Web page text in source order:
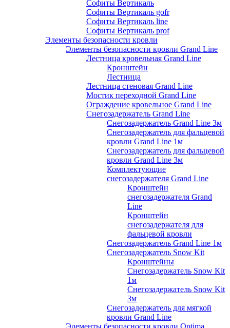
Софиты Вертикаль
Софиты Вертикаль gofr
Софиты Вертикаль line
Софиты Вертикаль prof
Элементы безопасности кровли
Элементы безопасности кровли Grand Line
Лестница кровельная Grand Line
Кронштейн
Лестница
Лестница стеновая Grand Line
Мостик переходной Grand Line
Ограждение кровельное Grand Line
Снегозадержатель Grand Line
Снегозадержатель Grand Line 3м
Снегозадержатель для фальцевой
кровли Grand Line 1м
Снегозадержатель для фальцевой
кровли Grand Line 3м
Комплектующие
снегозадержателя Grand Line
Кронштейн
снегозадержателя Grand
Line
Кронштейн
снегозадержателя для
фальцевой кровли
Снегозадержатель Grand Line 1м
Снегозадержатель Snow Kit
Кронштейны
Снегозадержатель Snow Kit
1м
Снегозадержатель Snow Kit
3м
Снегозадержатель для мягкой
кровли Grand Line
Элементы безопасности кровли Optima